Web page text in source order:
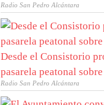
Radio San Pedro Alcántara
Desde el Consistorio
pasarela peatonal
Radio San Pedro Alcántara